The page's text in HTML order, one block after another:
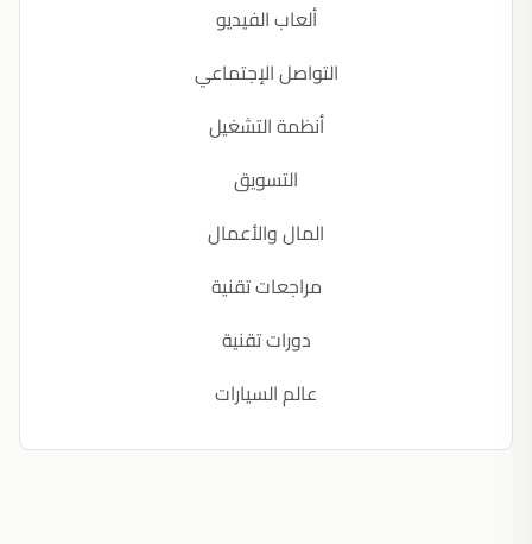
ألعاب الفيديو
التواصل الإجتماعي
أنظمة التشغيل
التسويق
المال والأعمال
مراجعات تقنية
دورات تقنية
عالم السيارات